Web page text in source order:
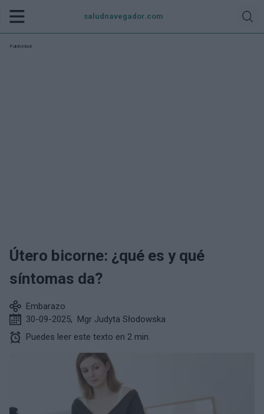
saludnavegador.com
Publicidad:
Útero bicorne: ¿qué es y qué
síntomas da?
Embarazo
30-09-2025, Mgr Judyta Słodowska
Puedes leer este texto en 2 min.